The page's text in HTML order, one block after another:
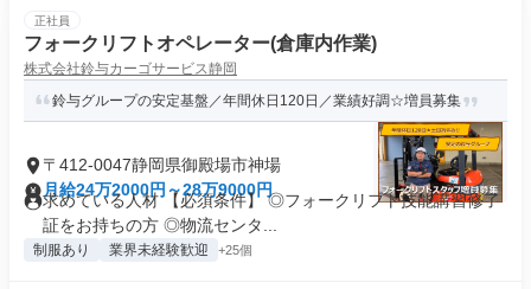
正社員
フォークリフトオペレーター(倉庫内作業)
株式会社鈴与カーゴサービス静岡
鈴与グループの安定基盤／年間休日120日／業績好調☆増員募集
〒412-0047静岡県御殿場市神場
月給24万2000円～28万9000円
求めている人材 【必須条件】 ◎フォークリフト技能講習修了
証をお持ちの方 ◎物流センタ...
制服あり 業界未経験歓迎 +25個